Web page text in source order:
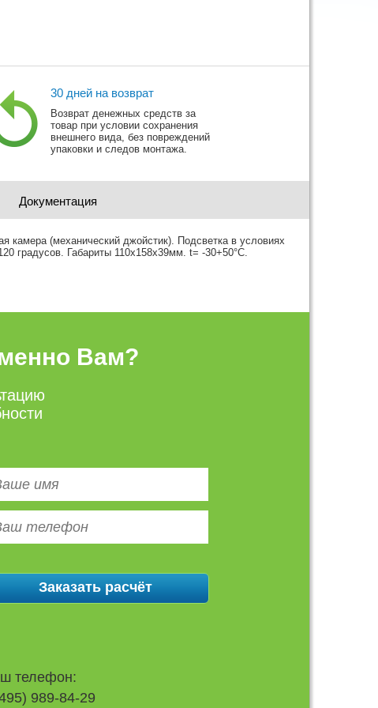
30 дней на возврат
Возврат денежных средств за
товар при условии сохранения
внешнего вида, без повреждений
упаковки и следов монтажа.
Документация
(механический джойстик). Подсветка в условиях
градусов. Габариты 110x158x39мм. t= -30+50°С.
Вам?
телефон:
989-84-29